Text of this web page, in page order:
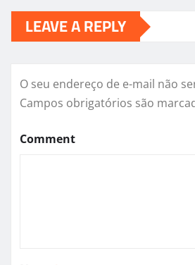
LEAVE A REPLY
O seu endereço de e-mail não
Campos obrigatórios são
Comment